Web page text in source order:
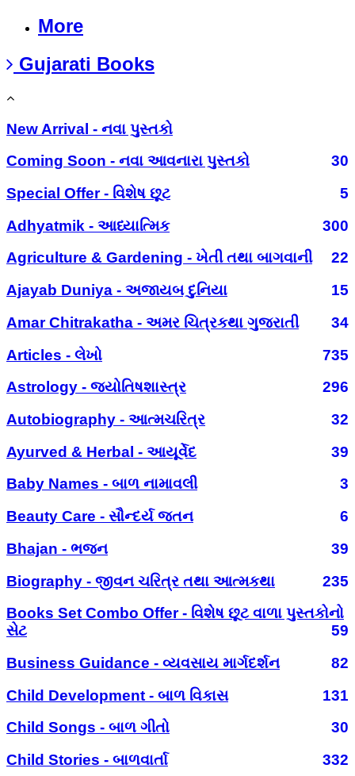
More
Gujarati Books
New Arrival - નવા પુસ્તકો
Coming Soon - નવા આવનારા પુસ્તકો
30
Special Offer - વિશેષ છૂટ
5
Adhyatmik - આધ્યાત્મિક
300
Agriculture & Gardening - ખેતી તથા બાગવાની
22
Ajayab Duniya - અજાયબ દુનિયા
15
Amar Chitrakatha - અમર ચિત્રકથા ગુજરાતી
34
Articles - લેખો
735
Astrology - જ્યોતિષશાસ્ત્ર
296
Autobiography - આત્મચરિત્ર
32
Ayurved & Herbal - આયૂર્વેદ
39
Baby Names - બાળ નામાવલી
3
Beauty Care - સૌન્દર્ય જતન
6
Bhajan - ભજન
39
Biography - જીવન ચરિત્ર તથા આત્મકથા
235
Books Set Combo Offer - વિશેષ છૂટ વાળા પુસ્તકોનો
સેટ
59
Business Guidance - વ્યવસાય માર્ગદર્શન
82
Child Development - બાળ વિકાસ
131
Child Songs - બાળ ગીતો
30
Child Stories - બાળવાર્તા
332